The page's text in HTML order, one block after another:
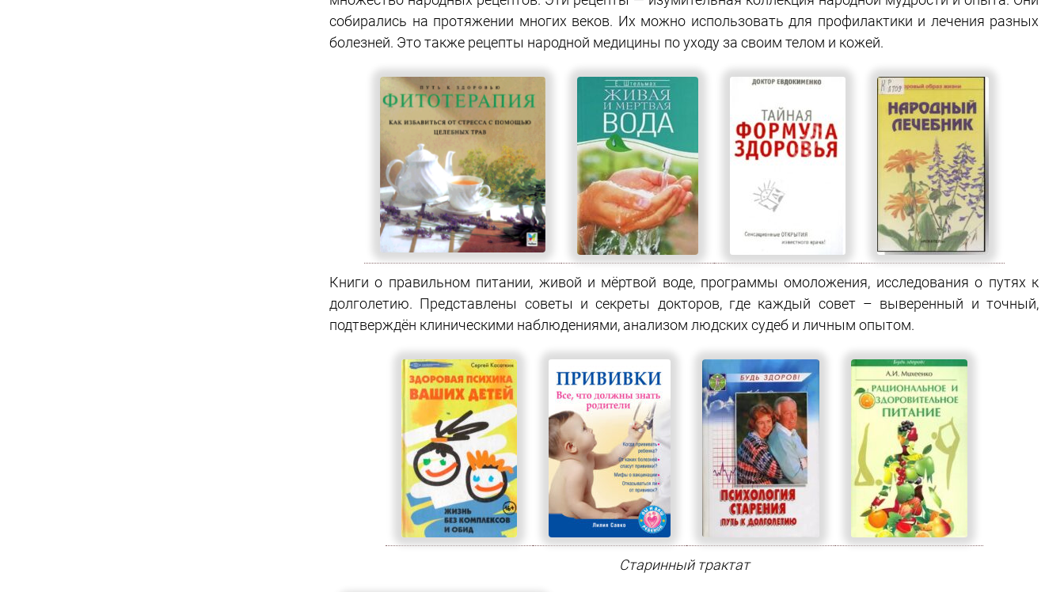
собирались на протяжении многих веков. Их можно использовать для профилактики и лечения разных
болезней. Это также рецепты народной медицины по уходу за своим телом и кожей.
Книги о правильном питании, живой и мёртвой воде, программы омоложения, исследования о путях к
долголетию. Представлены советы и секреты докторов, где каждый совет – выверенный и точный,
подтверждён клиническими наблюдениями, анализом людских судеб и личным опытом.
Старинный трактат